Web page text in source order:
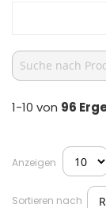
1-10 von 96
Anzeigen
Sortieren nach